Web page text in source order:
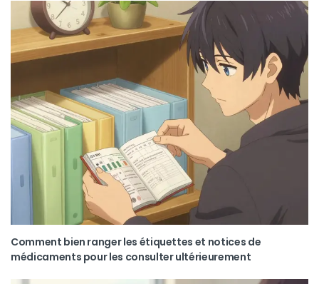
Comment bien ranger les étiquettes et notices de
médicaments pour les consulter ultérieurement